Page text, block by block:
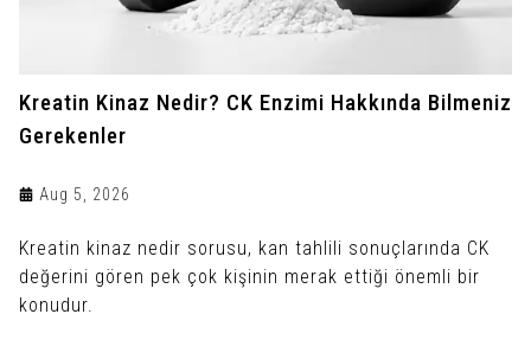
Kreatin Kinaz Nedir? CK Enzimi Hakkında Bilmeniz
Gerekenler
Aug 5, 2026
Kreatin kinaz nedir sorusu, kan tahlili sonuçlarında CK
değerini gören pek çok kişinin merak ettiği önemli bir
konudur.